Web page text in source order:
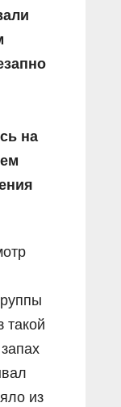
на
такой
из